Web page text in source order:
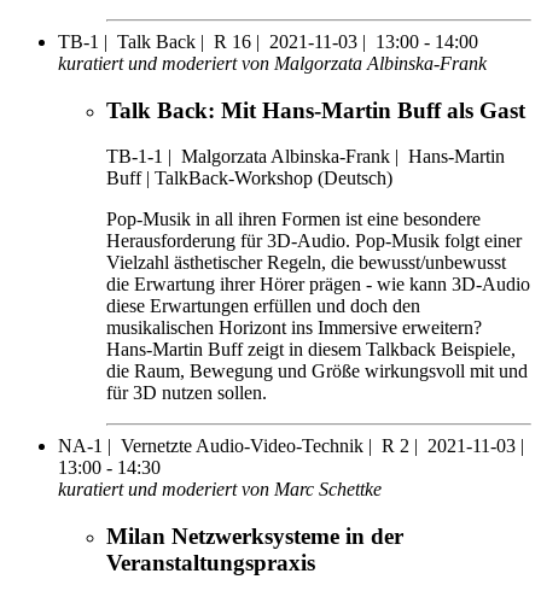
TB-1 | Talk Back | R 16 | 2021-11-03 | 13:00 - 14:00
kuratiert und moderiert von Malgorzata Albinska-Frank
Talk Back: Mit Hans-Martin Buff als Gast
TB-1-1 | Malgorzata Albinska-Frank | Hans-Martin
Buff | TalkBack-Workshop (Deutsch)
Pop-Musik in all ihren Formen ist eine besondere
Herausforderung für 3D-Audio. Pop-Musik folgt einer
Vielzahl ästhetischer Regeln, die bewusst/unbewusst
die Erwartung ihrer Hörer prägen - wie kann 3D-Audio
diese Erwartungen erfüllen und doch den
musikalischen Horizont ins Immersive erweitern?
Hans-Martin Buff zeigt in diesem Talkback Beispiele,
die Raum, Bewegung und Größe wirkungsvoll mit und
für 3D nutzen sollen.
NA-1 | Vernetzte Audio-Video-Technik | R 2 | 2021-11-03 |
13:00 - 14:30
kuratiert und moderiert von Marc Schettke
Milan Netzwerksysteme in der
Veranstaltungspraxis